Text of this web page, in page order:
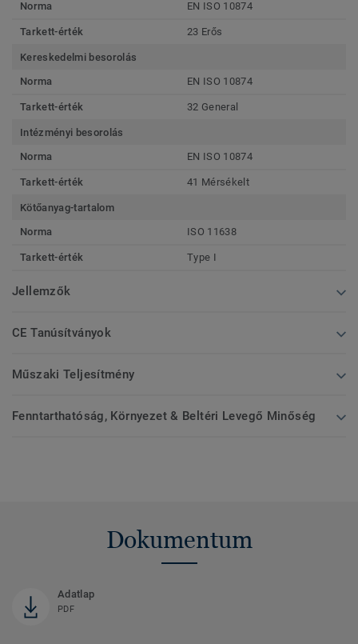
Norma
EN ISO 10874
Tarkett-érték 23 Erős
Kereskedelmi besorolás
Norma
EN ISO 10874
Tarkett-érték 32 General
Intézményi besorolás
Norma
EN ISO 10874
Tarkett-érték 41 Mérsékelt
Kötőanyag-tartalom
Norma
ISO 11638
Tarkett-érték Type I
Jellemzők
CE Tanúsítványok
Műszaki Teljesítmény
Fenntarthatóság, Környezet & Beltéri Levegő Minőség
Dokumentum
Adatlap
PDF